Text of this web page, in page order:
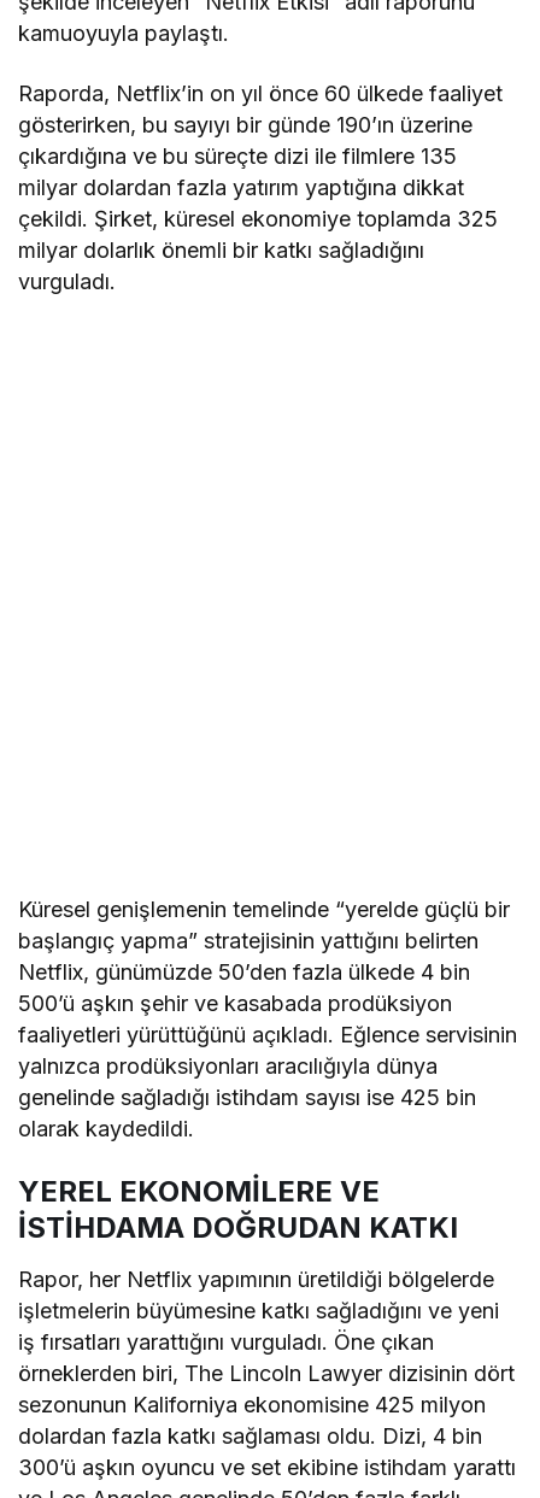
kamuoyuyla paylaştı.
Raporda, Netflix’in on yıl önce 60 ülkede faaliyet
gösterirken, bu sayıyı bir günde 190’ın üzerine
çıkardığına ve bu süreçte dizi ile filmlere 135
milyar dolardan fazla yatırım yaptığına dikkat
çekildi. Şirket, küresel ekonomiye toplamda 325
milyar dolarlık önemli bir katkı sağladığını
vurguladı.
Küresel genişlemenin temelinde “yerelde güçlü bir
başlangıç yapma” stratejisinin yattığını belirten
Netflix, günümüzde 50’den fazla ülkede 4 bin
500’ü aşkın şehir ve kasabada prodüksiyon
faaliyetleri yürüttüğünü açıkladı. Eğlence servisinin
yalnızca prodüksiyonları aracılığıyla dünya
genelinde sağladığı istihdam sayısı ise 425 bin
olarak kaydedildi.
YEREL EKONOMİLERE VE
İSTİHDAMA DOĞRUDAN KATKI
Rapor, her Netflix yapımının üretildiği bölgelerde
işletmelerin büyümesine katkı sağladığını ve yeni
iş fırsatları yarattığını vurguladı. Öne çıkan
örneklerden biri, The Lincoln Lawyer dizisinin dört
sezonunun Kaliforniya ekonomisine 425 milyon
dolardan fazla katkı sağlaması oldu. Dizi, 4 bin
300’ü aşkın oyuncu ve set ekibine istihdam yarattı